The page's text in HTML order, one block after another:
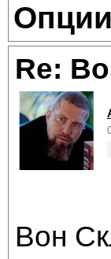
Re:
Вон